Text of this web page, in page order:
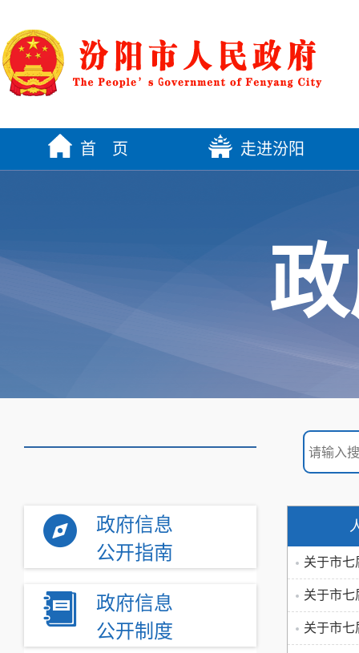
首 页 走进汾阳
政府信息
公开指南
政府信息
公开制度
关于市七
关于市七
关于市七